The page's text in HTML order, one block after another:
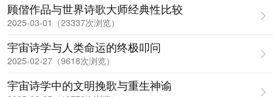
顾偕作品与世界诗歌大师经典性比较
2025-03-01（23337次浏览）
宇宙诗学与人类命运的终极叩问
2025-02-27（9618次浏览）
宇宙诗学中的文明挽歌与重生神谕